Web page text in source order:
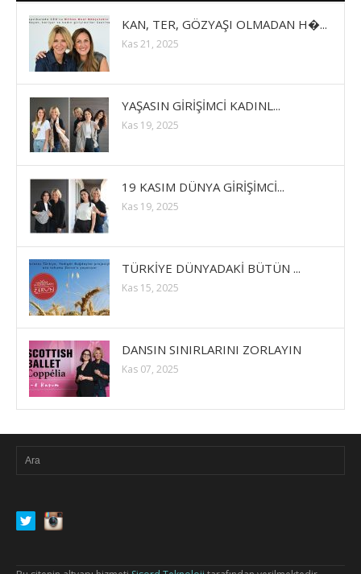
KAN, TER, GÖZYAŞI OLMADAN H�...
Kas 21, 2025
YAŞASIN GİRİŞİMCİ KADINL...
Kas 19, 2025
19 KASIM DÜNYA GİRİŞİMCİ...
Kas 19, 2025
TÜRKİYE DÜNYADAKİ BÜTÜN ...
Kas 15, 2025
DANSIN SINIRLARINI ZORLAYIN
Kas 07, 2025